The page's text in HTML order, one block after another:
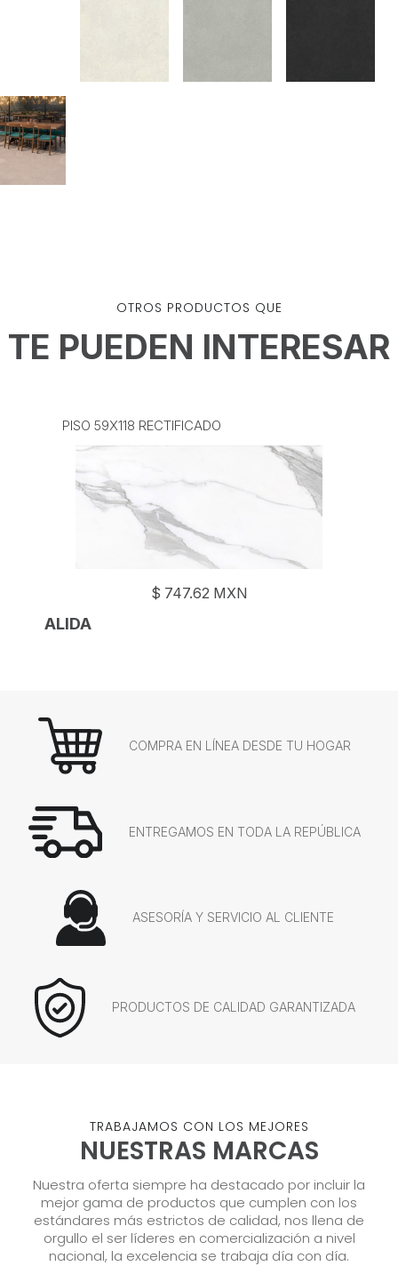
OTROS PRODUCTOS QUE
TE PUEDEN INTERESAR
PISO 59X118 RECTIFICADO
$ 747.62 MXN
ALIDA
COMPRA EN LÍNEA DESDE TU HOGAR
ENTREGAMOS EN TODA LA REPÚBLICA
ASESORÍA Y SERVICIO AL CLIENTE
PRODUCTOS DE CALIDAD GARANTIZADA
TRABAJAMOS CON LOS MEJORES
NUESTRAS MARCAS
Nuestra oferta siempre ha destacado por incluir la
mejor gama de productos que cumplen con los
estándares más estrictos de calidad, nos llena de
orgullo el ser líderes en comercialización a nivel
nacional, la excelencia se trabaja día con día.